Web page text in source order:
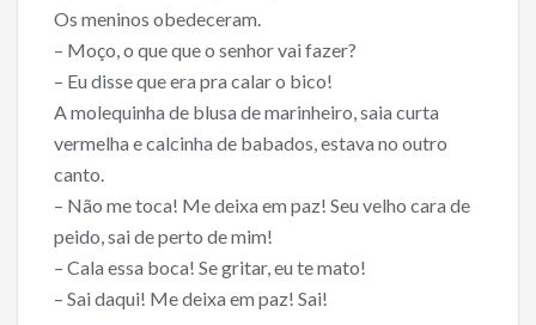
Os meninos obedeceram.
– Moço, o que que o senhor vai fazer?
– Eu disse que era pra calar o bico!
A molequinha de blusa de marinheiro, saia curta
vermelha e calcinha de babados, estava no outro
canto.
– Não me toca! Me deixa em paz! Seu velho cara de
peido, sai de perto de mim!
– Cala essa boca! Se gritar, eu te mato!
– Sai daqui! Me deixa em paz! Sai!